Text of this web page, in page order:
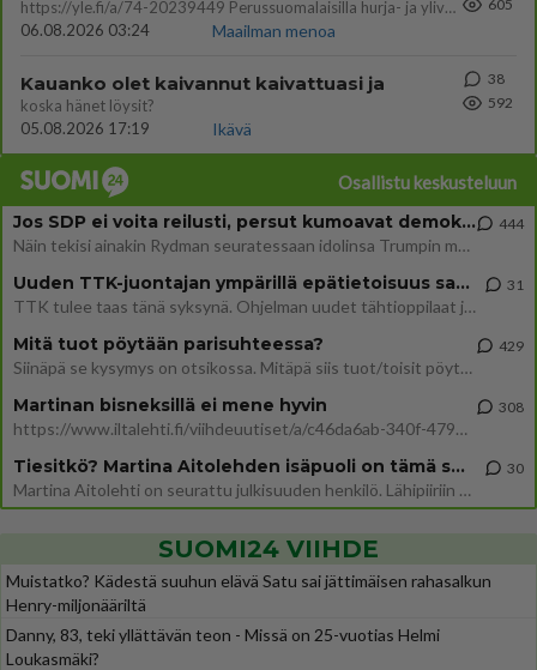
https://yle.fi/a/74-20239449 Perussuomalaisilla hurja- ja ylivoimaisesti suurin nousu tässä uudessa Ylen gallupissa. Kyl
06.08.2026 03:24
Maailman menoa
605
Kauanko olet kaivannut kaivattuasi ja
koska hänet löysit?
05.08.2026 17:19
Ikävä
38
592
Osallistu keskusteluun
Jos SDP ei voita reilusti, persut kumoavat demokratian Suomesta
Näin tekisi ainakin Rydman seuratessaan idolinsa Trumpin mallia https://www.is.fi/politiikka/art-2000012187244.html
444
Uuden TTK-juontajan ympärillä epätietoisuus sakenee - Nyt MTV hämmentää soppaa
TTK tulee taas tänä syksynä. Ohjelman uudet tähtioppilaat julkistetaan torstaina 6. elokuuta klo 14 alkavassa lehdistö
31
Mitä tuot pöytään parisuhteessa?
Siinäpä se kysymys on otsikossa. Mitäpä siis tuot/toisit pöytään parisuhteessa? Oletko mies vai nainen? Koetko sen mitä
429
Martinan bisneksillä ei mene hyvin
https://www.iltalehti.fi/viihdeuutiset/a/c46da6ab-340f-4790-aaa7-0865eed2336 Yrityksen konkurssihakemus on tullut kärä
308
Tiesitkö? Martina Aitolehden isäpuoli on tämä suosittu laulaja
Martina Aitolehti on seurattu julkisuuden henkilö. Lähipiiriin mahtuu muitakin tunnettuja henkilöitä. Tiesitkö, että Ma
30
SUOMI24 VIIHDE
Muistatko? Kädestä suuhun elävä Satu sai jättimäisen rahasalkun
Henry-miljonääriltä
Danny, 83, teki yllättävän teon - Missä on 25-vuotias Helmi
Loukasmäki?